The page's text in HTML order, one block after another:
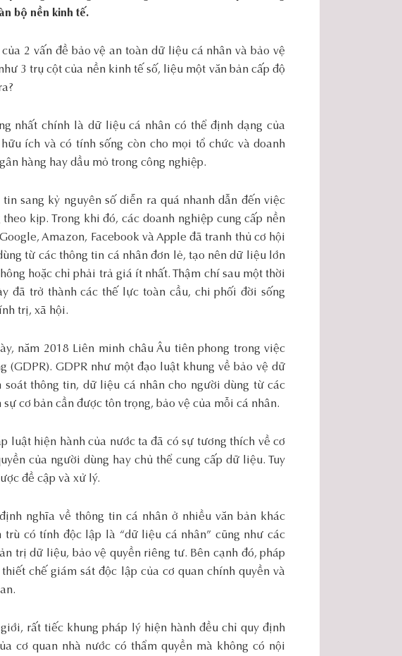
bộ nền kinh tế.
2 vấn đề bảo vệ an toàn dữ liệu cá nhân và bảo vệ
3 trụ cột của nền kinh tế số, liệu một văn bản cấp độ
nhất chính là dữ liệu cá nhân có thể định dạng của
ích và có tính sống còn cho mọi tổ chức và doanh
hàng hay dầu mỏ trong công nghiệp.
sang kỷ nguyên số diễn ra quá nhanh dẫn đến việc
kịp. Trong khi đó, các doanh nghiệp cung cấp nền
Amazon, Facebook và Apple đã tranh thủ cơ hội
từ các thông tin cá nhân đơn lẻ, tạo nên dữ liệu lớn
hoặc chỉ phải trả giá ít nhất. Thậm chí sau một thời
đã trở thành các thế lực toàn cầu, chi phối đời sống
trị, xã hội.
năm 2018 Liên minh châu Âu tiên phong trong việc
(GDPR). GDPR như một đạo luật khung về bảo vệ dữ
thông tin, dữ liệu cá nhân cho người dùng từ các
cơ bản cần được tôn trọng, bảo vệ của mỗi cá nhân.
luật hiện hành của nước ta đã có sự tương thích về cơ
của người dùng hay chủ thể cung cấp dữ liệu. Tuy
đề cập và xử lý.
nghĩa về thông tin cá nhân ở nhiều văn bản khác
có tính độc lập là “dữ liệu cá nhân” cũng như các
trị dữ liệu, bảo vệ quyền riêng tư. Bên cạnh đó, pháp
chế giám sát độc lập của cơ quan chính quyền và
rất tiếc khung pháp lý hiện hành đều chỉ quy định
cơ quan nhà nước có thẩm quyền mà không có nội